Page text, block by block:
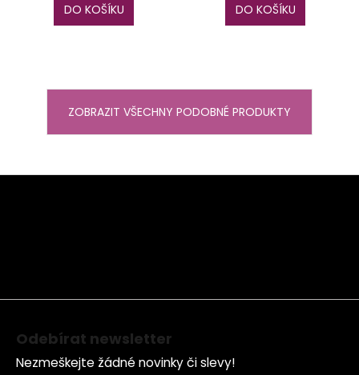
DO KOŠÍKU DO KOŠÍKU
ZOBRAZIT VŠECHNY PODOBNÉ PRODUKTY
Z
Odebírat newsletter
Nezmeškejte žádné novinky či slevy!